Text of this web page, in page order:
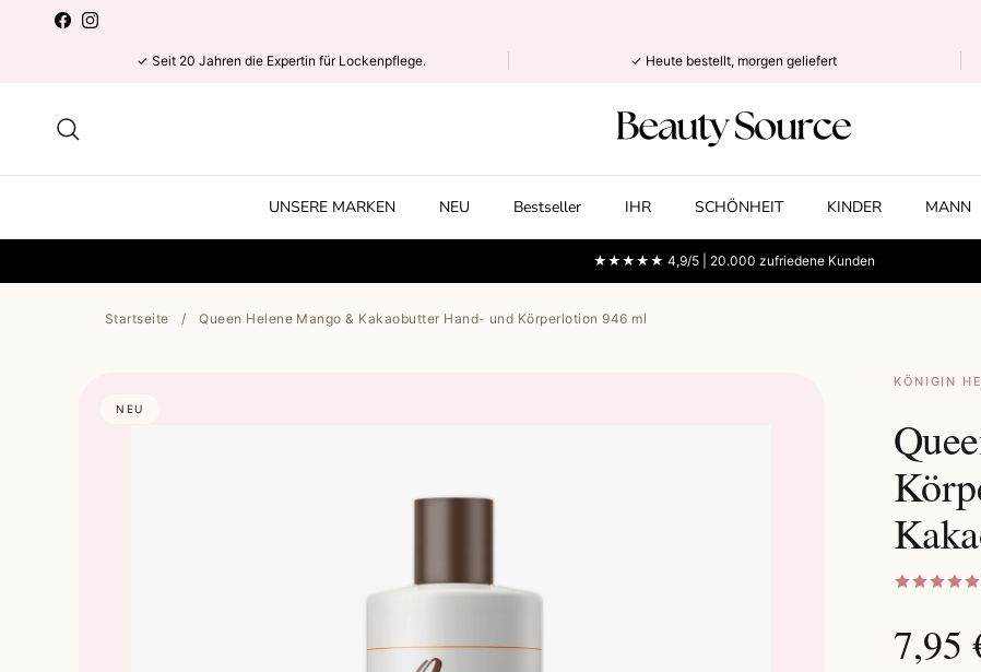
Direkt zum Inhalt
FacebookInstagram
✓ Seit 20 Jahren die Expertin für Lockenpflege. ✓ Heute bestellt, morgen geliefert
UNSERE MARKEN NEU Bestseller IHR SCHÖNHEIT KINDER MANN
★★★★★ 4,9/5 | 20.000 zufriedene Kunden
Startseite / Queen Helene Mango & Kakaobutter Hand- und Körperlotion 946 ml
NEU
KÖNIGIN
7,95